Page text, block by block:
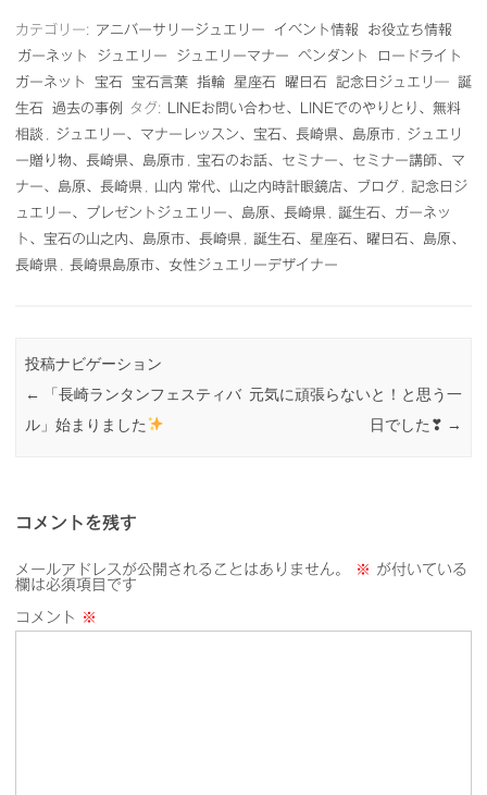
カテゴリー: アニバーサリージュエリー イベント情報
お役立ち情報
ガーネット
ジュエリー ジュエリーマナー ペンダント
ロードライト
ガーネット
宝石 宝石言葉 指輪 星座石 曜日石 記念日ジュエリ―
誕
生石
過去の事例 タグ:
LINEお問い合わせ、LINEでのやりとり、無料
相談
ジュエリー、マナーレッスン、宝石、長崎県、島原市
ジュエリ
ー贈り物、長崎県、島原市
宝石のお話、セミナー、セミナー講師、マ
ナー、島原、長崎県
山内 常代、山之内時計眼鏡店、ブログ
記念日ジ
ュエリー、プレゼントジュエリー、島原、長崎県
誕生石、ガーネッ
ト、宝石の山之内、島原市、長崎県
誕生石、星座石、曜日石、島原、
長崎県
長崎県島原市、女性ジュエリーデザイナー
投稿ナビゲーション
←
「長崎ランタンフェスティバ
ル」始まりました
元気に頑張らないと！と思う一
日でした❣ →
コメントを残す
メールアドレスが公開されることはありません。 ※ が付いている
欄は必須項目です
コメント ※